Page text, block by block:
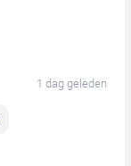
1 dag geleden